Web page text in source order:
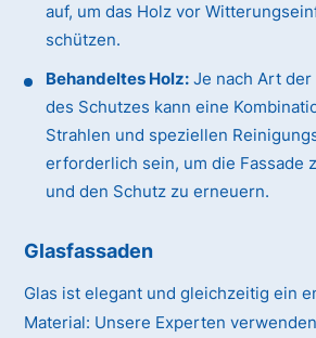
auf, um das Holz vor
schützen.
Behandeltes Holz: Je nach Art
des Schutzes kann eine
Strahlen und speziellen
erforderlich sein, um die Fassade
und den Schutz zu erneuern.
Glasfassaden
Glas ist elegant und gleichzeitig ein
Material: Unsere Experten verwenden